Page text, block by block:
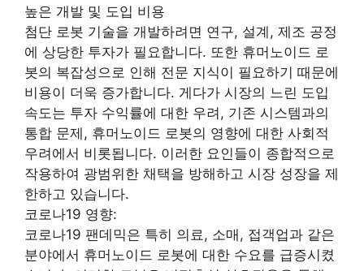
높은 개발 및 도입 비용
첨단 로봇 기술을 개발하려면 연구, 설계, 제조 공정
에 상당한 투자가 필요합니다. 또한 휴머노이드 로
봇의 복잡성으로 인해 전문 지식이 필요하기 때문에
비용이 더욱 증가합니다. 게다가 시장의 느린 도입
속도는 투자 수익률에 대한 우려, 기존 시스템과의
통합 문제, 휴머노이드 로봇의 영향에 대한 사회적
우려에서 비롯됩니다. 이러한 요인들이 종합적으로
작용하여 광범위한 채택을 방해하고 시장 성장을 제
한하고 있습니다.
코로나19 영향:
코로나19 팬데믹은 특히 의료, 소매, 접객업과 같은
분야에서 휴머노이드 로봇에 대한 수요를 급증시켰